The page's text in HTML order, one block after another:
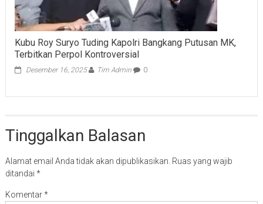
Kubu Roy Suryo Tuding Kapolri Bangkang Putusan MK,
Terbitkan Perpol Kontroversial
Desember 16, 2025 Tim Admin 0
Tinggalkan Balasan
Alamat email Anda tidak akan dipublikasikan. Ruas yang wajib
ditandai *
Komentar*